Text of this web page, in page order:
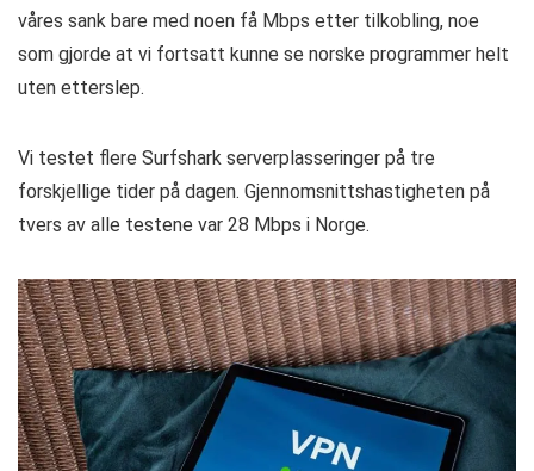
våres sank bare med noen få Mbps etter tilkobling, noe
som gjorde at vi fortsatt kunne se norske programmer helt
uten etterslep.
Vi testet flere Surfshark serverplasseringer på tre
forskjellige tider på dagen. Gjennomsnittshastigheten på
tvers av alle testene var 28 Mbps i Norge.